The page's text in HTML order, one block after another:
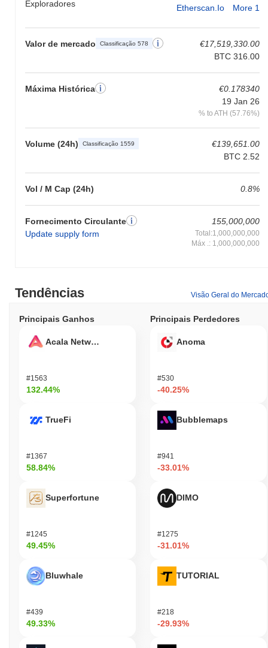
Exploradores Etherscan.io More 1
Valor de mercado Classificação 578
€17,519,330.00
BTC 316.00
Máxima Histórica
€0.178340
19 Jan 26
% to ATH (57.76%)
Volume (24h) Classificação 1559
€139,651.00
BTC 2.52
Vol / M Cap (24h) 0.8%
Fornecimento Circulante
Update supply form
155,000,000
Total:1,000,000,000
Máx .: 1,000,000,000
Tendências Visão Geral do
Principais Ganhos
Acala Network
#1563
132.44%
TrueFi
#1367
58.84%
Superfortune
#1245
49.45%
Bluwhale
#439
49.33%
Principais Perdedores
Anoma
#530
-40.25%
Bubblemaps
#941
-33.01%
DIMO
#1275
-31.01%
TUTORIAL
#218
-29.93%